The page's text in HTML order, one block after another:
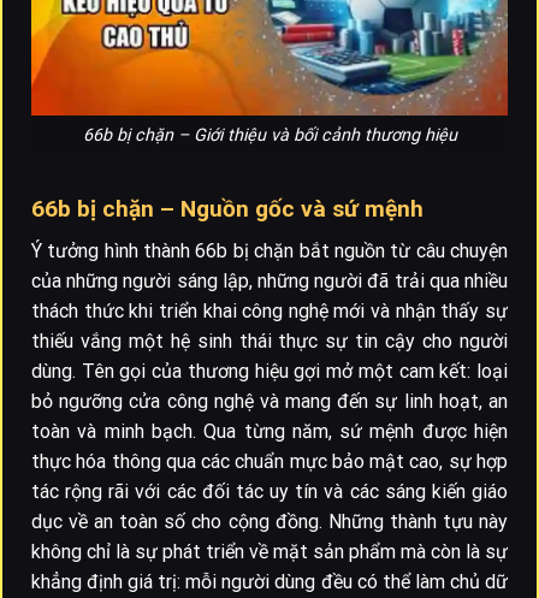
66b bị chặn – Giới thiệu và bối cảnh thương hiệu
66b bị chặn – Nguồn gốc và sứ mệnh
Ý tưởng hình thành 66b bị chặn bắt nguồn từ câu chuyện
của những người sáng lập, những người đã trải qua nhiều
thách thức khi triển khai công nghệ mới và nhận thấy sự
thiếu vắng một hệ sinh thái thực sự tin cậy cho người
dùng. Tên gọi của thương hiệu gợi mở một cam kết: loại
bỏ ngưỡng cửa công nghệ và mang đến sự linh hoạt, an
toàn và minh bạch. Qua từng năm, sứ mệnh được hiện
thực hóa thông qua các chuẩn mực bảo mật cao, sự hợp
tác rộng rãi với các đối tác uy tín và các sáng kiến giáo
dục về an toàn số cho cộng đồng. Những thành tựu này
không chỉ là sự phát triển về mặt sản phẩm mà còn là sự
khẳng định giá trị: mỗi người dùng đều có thể làm chủ dữ